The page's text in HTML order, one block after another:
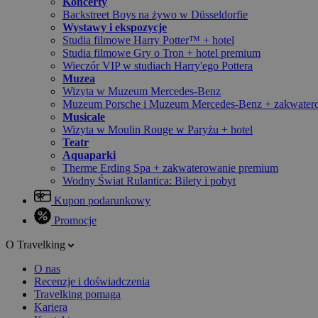
Backstreet Boys na żywo w Düsseldorfie
Wystawy i ekspozycje
Studia filmowe Harry Potter™ + hotel
Studia filmowe Gry o Tron + hotel premium
Wieczór VIP w studiach Harry'ego Pottera
Muzea
Wizyta w Muzeum Mercedes-Benz
Muzeum Porsche i Muzeum Mercedes-Benz +
Musicale
Wizyta w Moulin Rouge w Paryżu + hotel
Teatr
Aquaparki
Therme Erding Spa + zakwaterowanie premium
Wodny Świat Rulantica: Bilety i pobyt
Kupon podarunkowy
Promocje
O Travelking
O nas
Recenzje i doświadczenia
Travelking pomaga
Kariera